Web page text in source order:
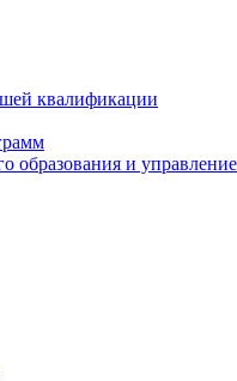
квалификации
и